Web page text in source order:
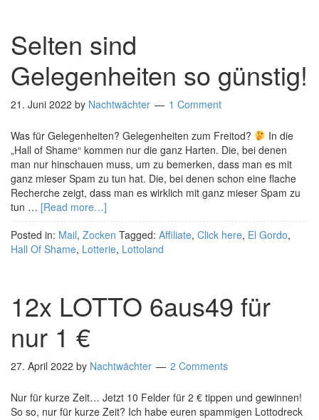
Selten sind
Gelegenheiten so günstig!
21. Juni 2022 by Nachtwächter 1 Comment
Was für Gelegenheiten? Gelegenheiten zum Freitod?
In die
„Hall of Shame“ kommen nur die ganz Harten. Die, bei denen
man nur hinschauen muss, um zu bemerken, dass man es mit
ganz mieser Spam zu tun hat. Die, bei denen schon eine flache
Recherche zeigt, dass man es wirklich mit ganz mieser Spam zu
tun … [Read more…]
Posted in: Mail, Zocken Tagged: Affiliate, Click here, El Gordo,
Hall Of Shame, Lotterie, Lottoland
12x LOTTO 6aus49 für
nur 1 €
27. April 2022 by Nachtwächter 2 Comments
Nur für kurze Zeit… Jetzt 10 Felder für 2 € tippen und gewinnen!
So so, nur für kurze Zeit? Ich habe euren spammigen Lottodreck